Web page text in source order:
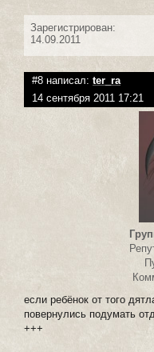
Зарегистрирован:
14.09.2011
#8 написал: ter_ra
14 сентября 2011 17:21
если ребёнок от того
повернулись подумать
+++